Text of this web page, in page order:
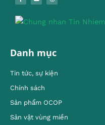
Danh mục
Tin tức, sự kiện
Chính sách
Sản phẩm OCOP
Sản vật vùng miền